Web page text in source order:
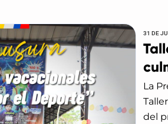
31 DE
La
del